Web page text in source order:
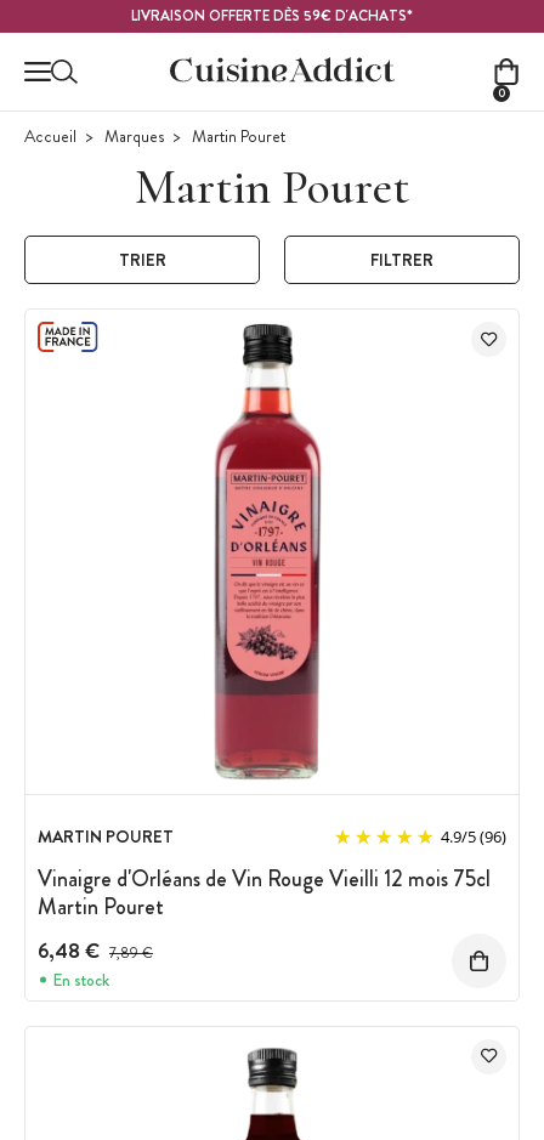
LIVRAISON OFFERTE DÈS 59€ D'ACHATS*
0
Accueil Marques Martin Pouret
Martin Pouret
TRIER FILTRER
MARTIN POURET 4.9/5(96)
Vinaigre d'Orléans de Vin Rouge Vieilli 12 mois 75cl
Martin Pouret
6,48 € Prix avant réduction :
7,89 €
En stock